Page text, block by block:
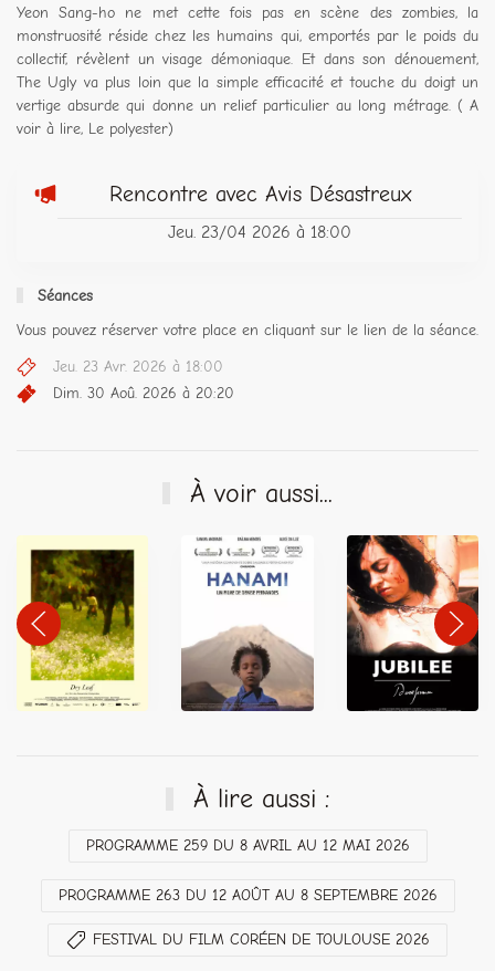
Yeon Sang-ho ne met cette fois pas en scène des zombies, la
monstruosité réside chez les humains qui, emportés par le poids du
collectif, révèlent un visage démoniaque. Et dans son dénouement,
The Ugly va plus loin que la simple efficacité et touche du doigt un
vertige absurde qui donne un relief particulier au long métrage. ( A
voir à lire, Le polyester)
Rencontre avec Avis Désastreux
Jeu. 23/04 2026 à 18:00
Séances
Vous pouvez réserver votre place en cliquant sur le lien de la séance.
Jeu. 23 Avr. 2026 à 18:00
Dim. 30 Aoû. 2026 à 20:20
À voir aussi...
À lire aussi :
PROGRAMME 259 DU 8 AVRIL AU 12 MAI 2026
PROGRAMME 263 DU 12 AOÛT AU 8 SEPTEMBRE 2026
FESTIVAL DU FILM CORÉEN DE TOULOUSE 2026